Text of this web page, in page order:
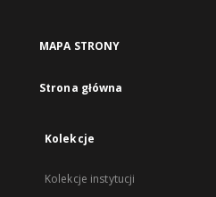
MAPA STRONY
Strona główna
Kolekcje
Kolekcje instytucji